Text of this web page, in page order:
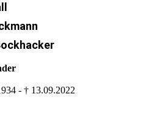
- † 13.09.2022